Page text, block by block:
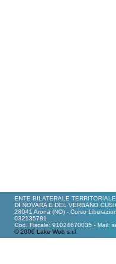
ENTE BILATERALE
DI NOVARA E DEL VERBANO
28041 Arona (NO) - Corso
032135781
Cod. Fiscale: 91024670035 - Mail:
© 2006 Lake Web s.r.l.